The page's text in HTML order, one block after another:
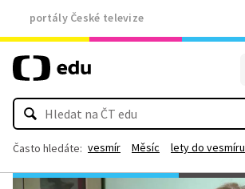
portály České televize
Často hledáte: vesmír Měsíc lety do vesmíru